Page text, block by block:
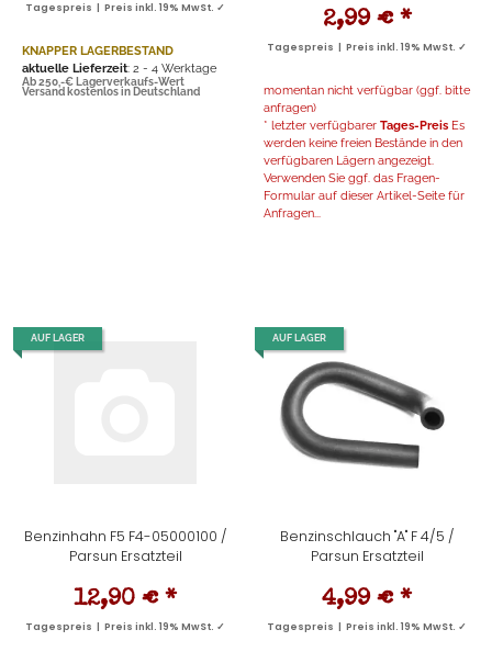
Tagespreis | Preis inkl. 19% MwSt. ✓
KNAPPER LAGERBESTAND
aktuelle Lieferzeit: 2 - 4 Werktage
Ab 250,-€ Lagerverkaufs-Wert
Versand kostenlos in Deutschland
2,99 € *
Tagespreis | Preis inkl. 19% MwSt. ✓
momentan nicht verfügbar (ggf. bitte
anfragen)
* letzter verfügbarer Tages-Preis Es
werden keine freien Bestände in den
verfügbaren Lägern angezeigt.
Verwenden Sie ggf. das Fragen-
Formular auf dieser Artikel-Seite für
Anfragen...
AUF LAGER
Benzinhahn F5 F4-05000100 /
Parsun Ersatzteil
12,90 € *
Tagespreis | Preis inkl. 19% MwSt. ✓
AUF LAGER
Benzinschlauch "A" F 4/5 /
Parsun Ersatzteil
4,99 € *
Tagespreis | Preis inkl. 19% MwSt. ✓